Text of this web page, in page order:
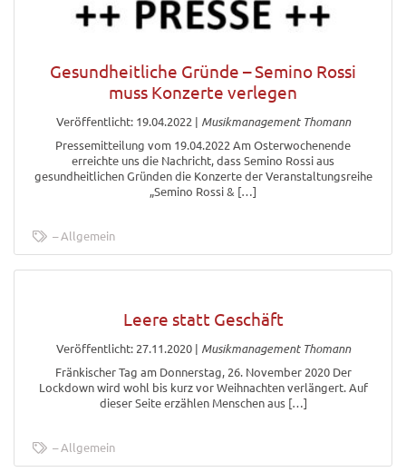
Gesundheitliche Gründe – Semino Rossi
muss Konzerte verlegen
Veröffentlicht: 19.04.2022 | Musikmanagement Thomann
Pressemitteilung vom 19.04.2022 Am Osterwochenende
erreichte uns die Nachricht, dass Semino Rossi aus
gesundheitlichen Gründen die Konzerte der Veranstaltungsreihe
„Semino Rossi & […]
Allgemein
Leere statt Geschäft
Veröffentlicht: 27.11.2020| Musikmanagement Thomann
Fränkischer Tag am Donnerstag, 26. November 2020 Der
Lockdown wird wohl bis kurz vor Weihnachten verlängert. Auf
dieser Seite erzählen Menschen aus […]
Allgemein